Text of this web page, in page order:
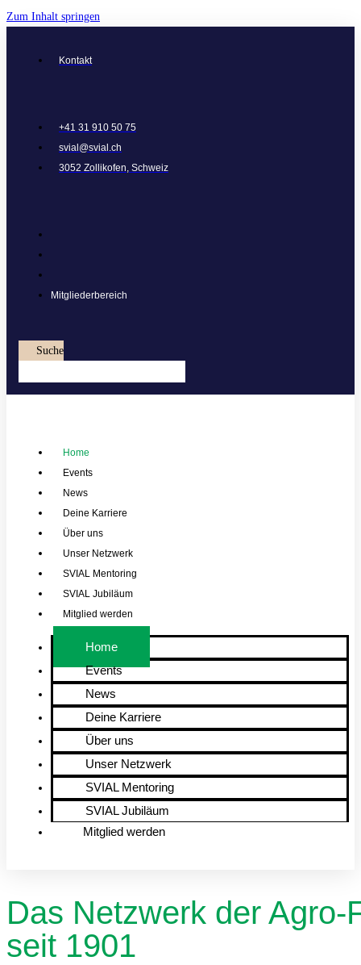
Zum Inhalt springen
Kontakt
+41 31 910 50 75
svial@svial.ch
3052 Zollikofen, Schweiz
Mitgliederbereich
Suche
Home
Events
News
Deine Karriere
Über uns
Unser Netzwerk
SVIAL Mentoring
SVIAL Jubiläum
Mitglied werden
Home
Events
News
Deine Karriere
Über uns
Unser Netzwerk
SVIAL Mentoring
SVIAL Jubiläum
Mitglied werden
Das Netzwerk der Agro-
seit 1901